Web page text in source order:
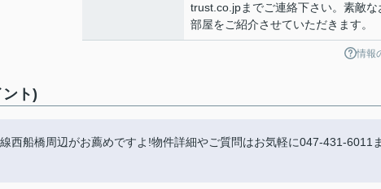
trust.co.jpまでご連絡下さい。素敵な
部屋をご紹介させていただきます。
情報
ト)
西船橋周辺がお薦めですよ!物件詳細やご質問はお気軽に047-431-6011